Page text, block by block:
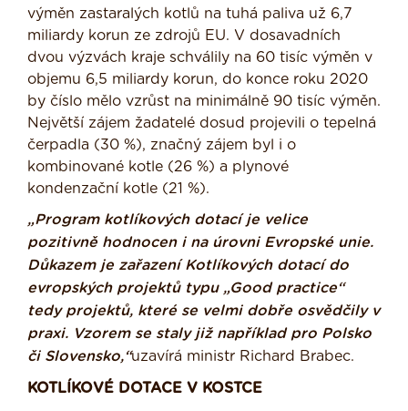
výměn zastaralých kotlů na tuhá paliva už 6,7
miliardy korun ze zdrojů EU. V dosavadních
dvou výzvách kraje schválily na 60 tisíc výměn v
objemu 6,5 miliardy korun, do konce roku 2020
by číslo mělo vzrůst na minimálně 90 tisíc výměn.
Největší zájem žadatelé dosud projevili o tepelná
čerpadla (30 %), značný zájem byl i o
kombinované kotle (26 %) a plynové
kondenzační kotle (21 %).
„Program kotlíkových dotací je velice
pozitivně hodnocen i na úrovni Evropské unie.
Důkazem je zařazení Kotlíkových dotací do
evropských projektů typu „Good practice“
tedy projektů, které se velmi dobře osvědčily v
praxi. Vzorem se staly již například pro Polsko
či Slovensko,“uzavírá ministr Richard Brabec.
KOTLÍKOVÉ DOTACE V KOSTCE